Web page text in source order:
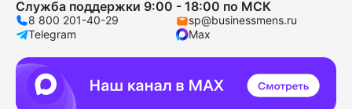
Служба поддержки 9:00 - 18:00 по МСК
8 800 201-40-29
sp@businessmens.ru
Telegram
Max